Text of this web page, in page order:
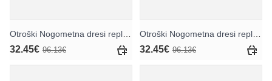
32.45€ 96.13€ 32.45€ 96.13€